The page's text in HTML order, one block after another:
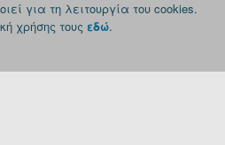
για τη λειτουργία του cookies.
χρήσης τους εδώ.